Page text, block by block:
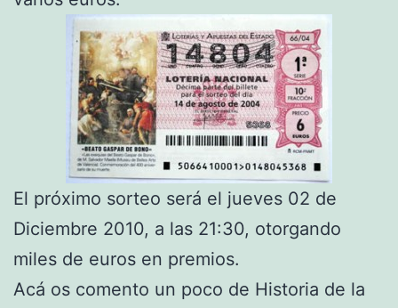
El próximo sorteo será el jueves 02 de
Diciembre 2010, a las 21:30, otorgando
miles de euros en premios.
Acá os comento un poco de Historia de la